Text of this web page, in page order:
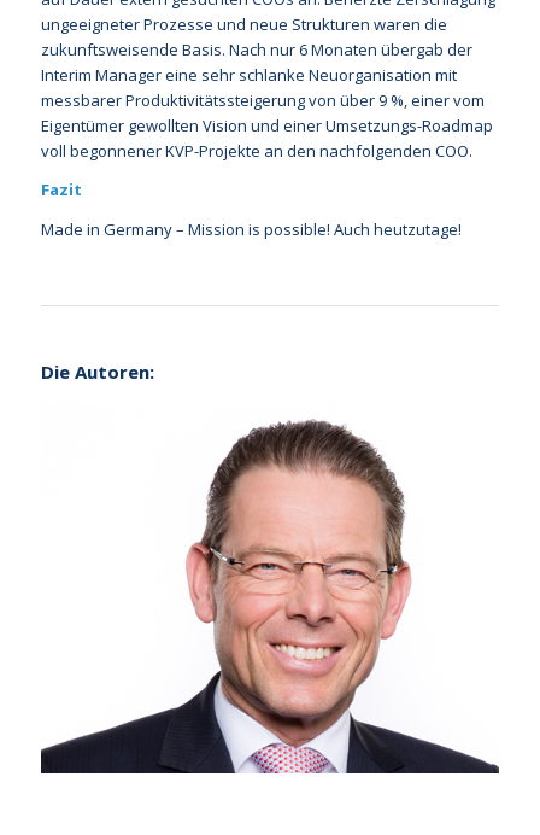
ungeeigneter Prozesse und neue Strukturen waren die
zukunftsweisende Basis. Nach nur 6 Monaten übergab der
Interim Manager eine sehr schlanke Neuorganisation mit
messbarer Produktivitätssteigerung von über 9 %, einer vom
Eigentümer gewollten Vision und einer Umsetzungs-Roadmap
voll begonnener KVP-Projekte an den nachfolgenden COO.
Fazit
Made in Germany – Mission is possible! Auch heutzutage!
Die Autoren: